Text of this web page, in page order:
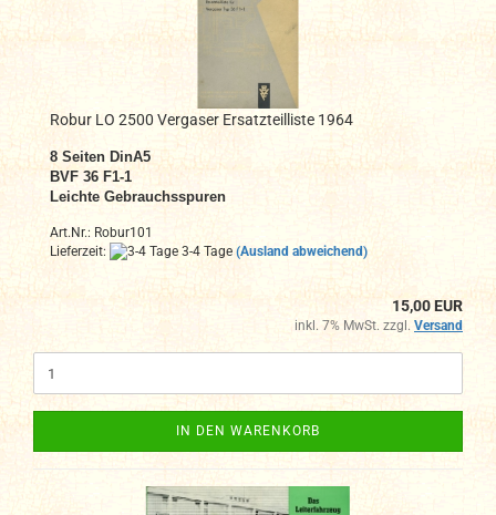
Robur LO 2500 Vergaser Ersatzteilliste 1964
8 Seiten DinA5
BVF 36 F1-1
Leichte Gebrauchsspuren
Art.Nr.: Robur101
Lieferzeit:
3-4 Tage (Ausland abweichend)
15,00 EUR
inkl. 7% MwSt. zzgl. Versand
IN DEN WARENKORB